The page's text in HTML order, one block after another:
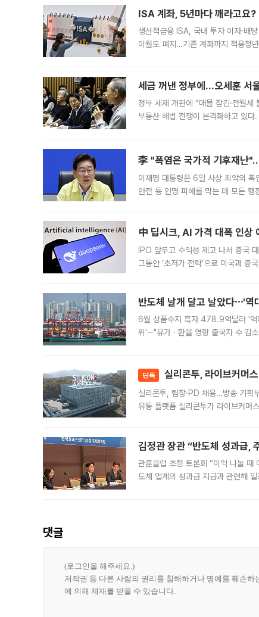
ISA 계좌, 5년마다 깨라고요
생산적금융 ISA, 국내 투자 이자·배
이월도 폐지…기존 계좌까지 적용청
세금 꺼낸 정부에…오세훈 서
정부 세제 개편에 “매물 잠김·전월세
부동산 해법 전쟁이 본격화하고 있
李 "폭염은 국가적 기후재난
이재명 대통령은 6일 사상 최악의
안전 등 인명 피해를 막는 데 모든 행
中 딥시크, AI 가격 대폭 인상
IPO 앞두고 수익성 제고 나서 중국
그동안 ‘초저가 전략’으로 미국과 중
반도체 날개 달고 날았다⋯'
6월 상품수지 흑자 478.9억달러 '
위'⋯"유가ㆍ환율 영향 출국자 수 감
단독 실리콘투, 라이브커머
실리콘투, 팀장·PD 채용…방송 기획
유통 플랫폼 실리콘투가 라이브커머
김정관 장관 “반도체 성과급,
관훈클럽 초청 토론회 “이익 나눌 때
도체 업계의 성과급 지급과 관련해
댓글